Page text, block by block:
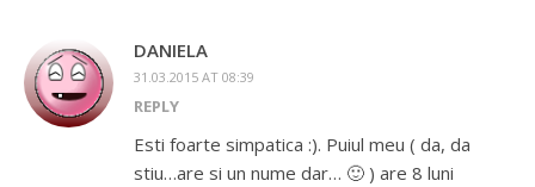
DANIELA
31.03.2015 AT 08:39
REPLY
Esti foarte simpatica :). Puiul meu ( da, da
stiu…are si un nume dar… 🙂 ) are 8 luni